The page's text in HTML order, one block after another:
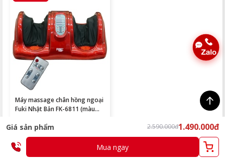
Máy massage chân hồng ngoại
Fuki Nhật Bản FK-6811 (màu
1.490.000đ
Giá sản phẩm 2.590.000đ1.490.000đ
Mua ngay